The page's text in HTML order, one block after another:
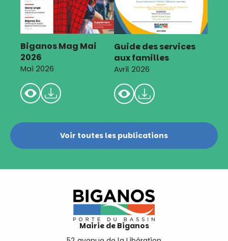
Biganos Mag Mai
2026
Mai 2026
Guide des services
aux familles
Avril 2026
Voir toutes les publications
Mairie de Biganos